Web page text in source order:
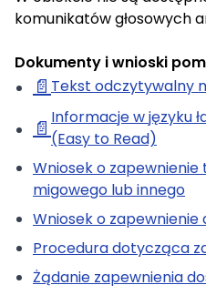
komunikatów głosowych
Dokumenty i wnioski
📄 Tekst odczytywalny
📄 Informacje w języku
(Easy to Read)
Wniosek o zapewnienie
migowego lub innego
Wniosek o
Procedura dotycząca
Żądanie zapewnienia